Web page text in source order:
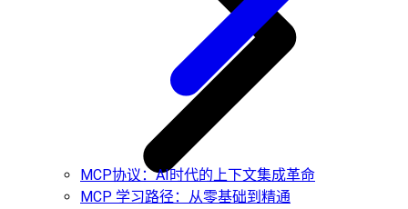
MCP协议：AI时代的上下文集成革命
MCP 学习路径：从零基础到精通